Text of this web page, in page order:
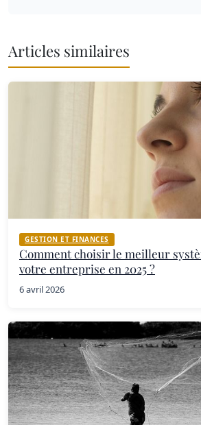
Articles similaires
GESTION ET FINANCES
Comment choisir le meilleur
votre entreprise en 2025 ?
6 avril 2026